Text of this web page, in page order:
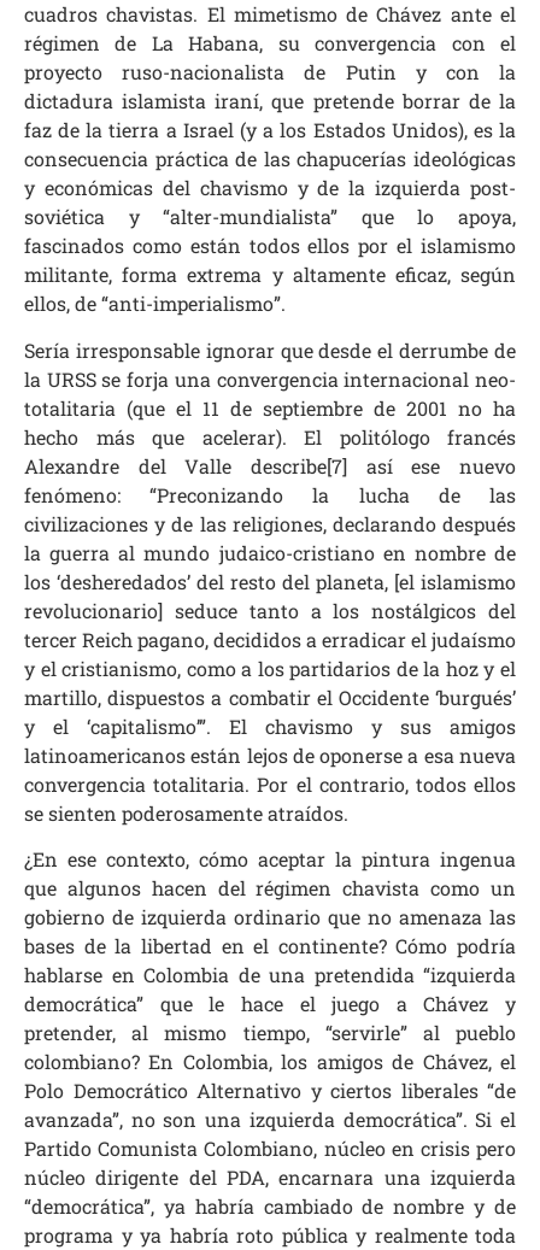
cuadros chavistas. El mimetismo de Chávez ante el
régimen de La Habana, su convergencia con el
proyecto ruso-nacionalista de Putin y con la
dictadura islamista iraní, que pretende borrar de la
faz de la tierra a Israel (y a los Estados Unidos), es la
consecuencia práctica de las chapucerías ideológicas
y económicas del chavismo y de la izquierda post-
soviética y “alter-mundialista” que lo apoya,
fascinados como están todos ellos por el islamismo
militante, forma extrema y altamente eficaz, según
ellos, de “anti-imperialismo”.
Sería irresponsable ignorar que desde el derrumbe de
la URSS se forja una convergencia internacional neo-
totalitaria (que el 11 de septiembre de 2001 no ha
hecho más que acelerar). El politólogo francés
Alexandre del Valle describe[7] así ese nuevo
fenómeno: “Preconizando la lucha de las
civilizaciones y de las religiones, declarando después
la guerra al mundo judaico-cristiano en nombre de
los ‘desheredados’ del resto del planeta, [el islamismo
revolucionario] seduce tanto a los nostálgicos del
tercer Reich pagano, decididos a erradicar el judaísmo
y el cristianismo, como a los partidarios de la hoz y el
martillo, dispuestos a combatir el Occidente ‘burgués’
y el ‘capitalismo’”. El chavismo y sus amigos
latinoamericanos están lejos de oponerse a esa nueva
convergencia totalitaria. Por el contrario, todos ellos
se sienten poderosamente atraídos.
¿En ese contexto, cómo aceptar la pintura ingenua
que algunos hacen del régimen chavista como un
gobierno de izquierda ordinario que no amenaza las
bases de la libertad en el continente? Cómo podría
hablarse en Colombia de una pretendida “izquierda
democrática” que le hace el juego a Chávez y
pretender, al mismo tiempo, “servirle” al pueblo
colombiano? En Colombia, los amigos de Chávez, el
Polo Democrático Alternativo y ciertos liberales “de
avanzada”, no son una izquierda democrática”. Si el
Partido Comunista Colombiano, núcleo en crisis pero
núcleo dirigente del PDA, encarnara una izquierda
“democrática”, ya habría cambiado de nombre y de
programa y ya habría roto pública y realmente toda